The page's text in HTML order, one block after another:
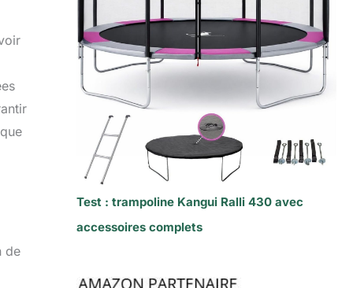
de
Test : trampoline Kangui Ralli 430 avec
accessoires complets